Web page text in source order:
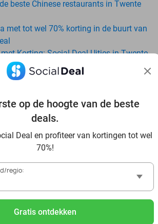
op de hoogte van de beste
deals.
Deal en profiteer van kortingen tot wel
70%!
regio:
Gratis ontdekken
beste Chinese restaurants in Twente
met tot wel 70% korting in de buurt van
Korting: Social Deal Uitjes in Twente
op met Social Deal in de buurt
in Twente - Social Deal
bij Sunparks met korting vanuit Twente
de zonnebank in Twente
in Twente? Ontdek de leukste skihallen
en omgeving
met korting in Twente